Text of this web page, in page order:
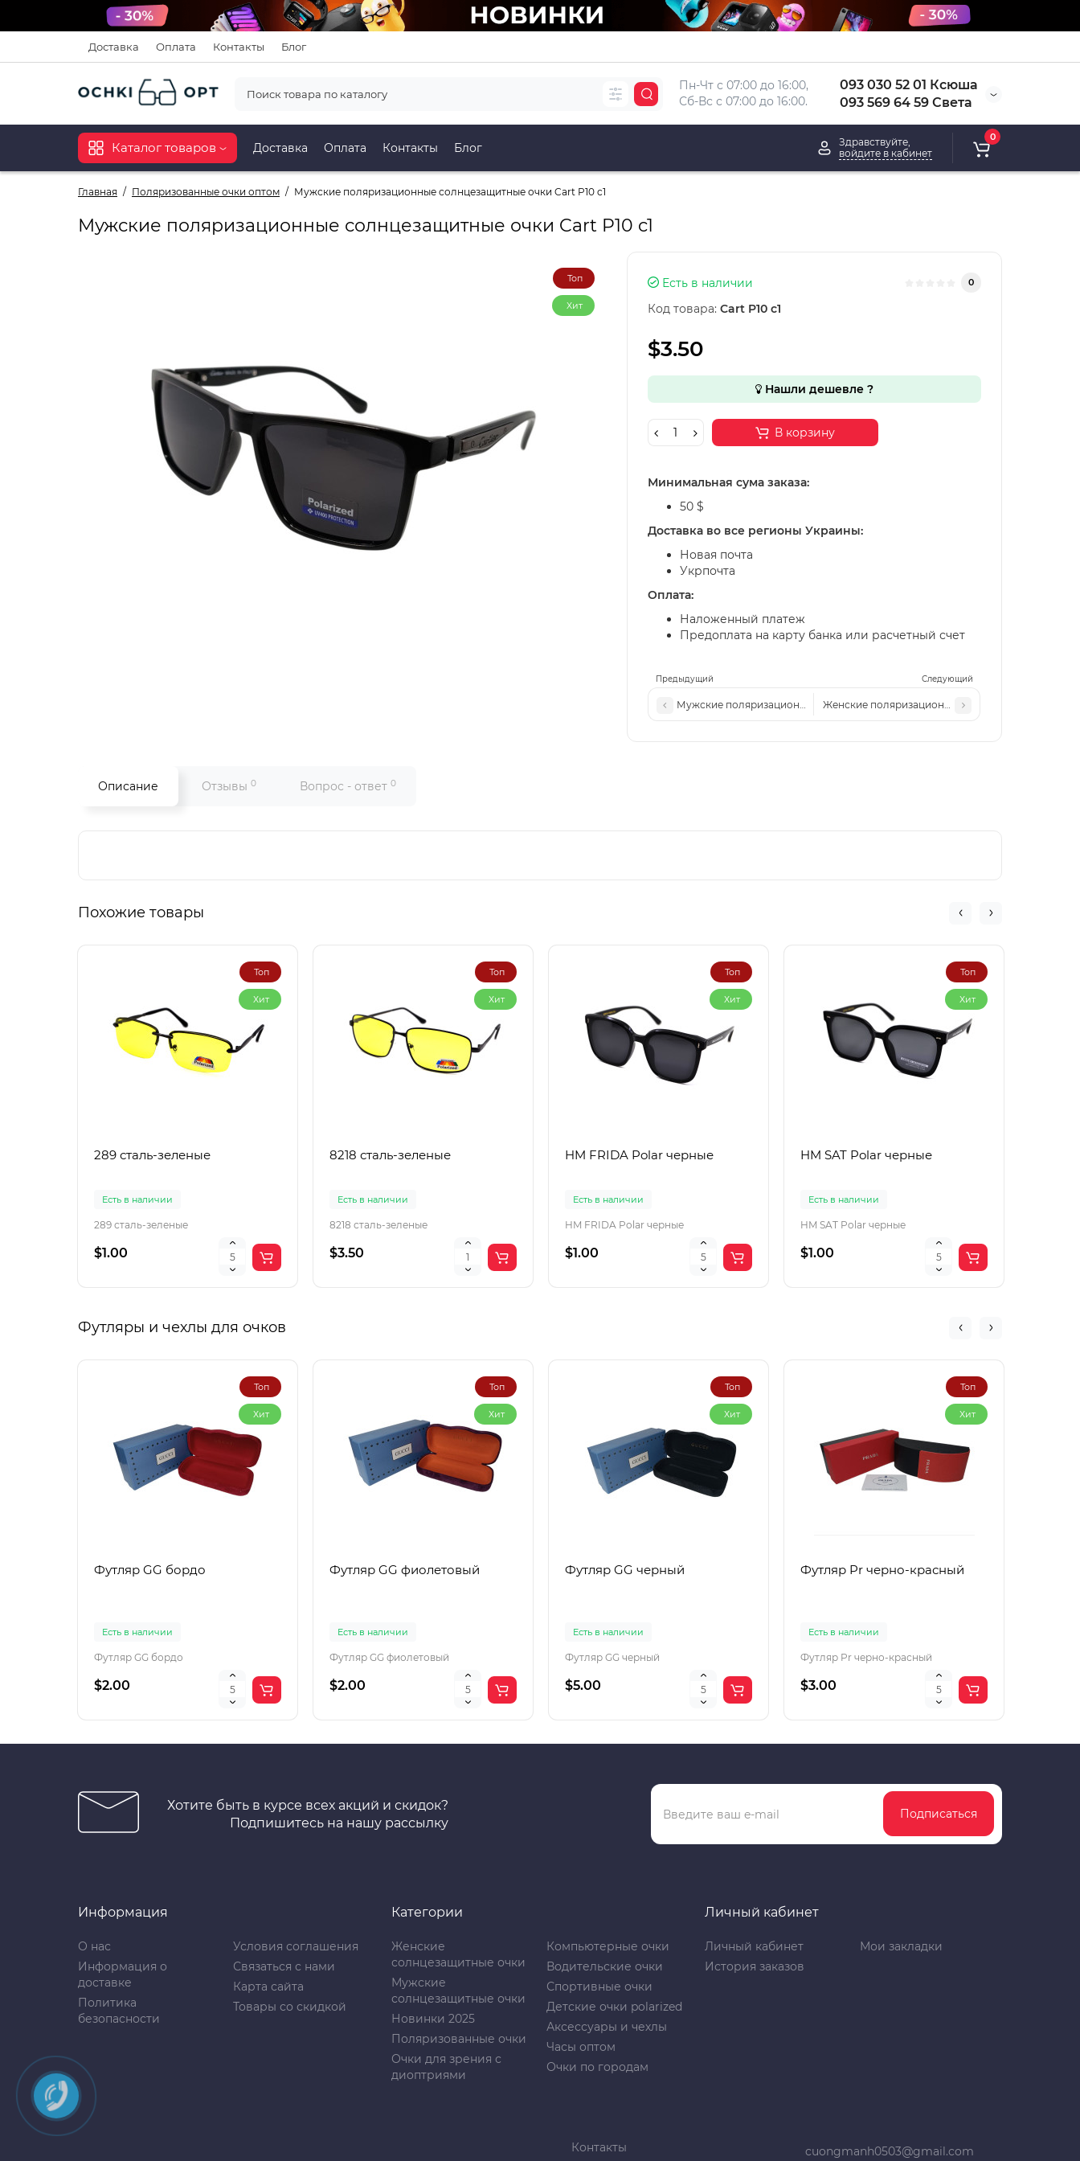
Доставка Оплата Контакты Блог
Пн-Чт с 07:00 до 16:00,
Сб-Вс с 07:00 до 16:00.
093 030 52 01 Ксюша
093 569 64 59 Света
Каталог товаров Доставка Оплата Контакты Блог
Здравствуйте,
войдите в кабинет
0
Главная Поляризованные очки оптом Мужские поляризационные солнцезащитные очки Cart P10 c1
Мужские поляризационные солнцезащитные очки Cart P10 c1
Топ
Хит
Предыдущий Следующий
Мужские поляризационные солнцезащитные очки Cart P10 c2
Женские поляризационные солнцезащитные
Есть в наличии 0
Код товара: Cart P10 c1
$3.50
Нашли дешевле ?
В корзину
Минимальная сума заказа:
50 $
Доставка во все регионы Украины:
Новая почта
Укрпочта
Оплата:
Наложенный платеж
Предоплата на карту банка или расчетный счет
Описание Отзывы 0 Вопрос - ответ 0
Похожие товары
Топ
Хит
289 сталь-зеленые
Есть в наличии
289 сталь-зеленые
$1.00
Топ
Хит
8218 сталь-зеленые
Есть в наличии
8218 сталь-зеленые
$3.50
Топ
Хит
HM FRIDA Polar черные
Есть в наличии
HM FRIDA Polar черные
$1.00
Топ
Хит
HM SAT Polar черные
Есть в наличии
HM SAT Polar черные
$1.00
Футляры и чехлы для очков
Топ
Хит
Футляр GG бордо
Есть в наличии
Футляр GG бордо
$2.00
Топ
Хит
Футляр GG фиолетовый
Есть в наличии
Футляр GG фиолетовый
$2.00
Топ
Хит
Футляр GG черный
Есть в наличии
Футляр GG черный
$5.00
Топ
Хит
Футляр Pr черно-красный
Есть в наличии
Футляр Pr черно-красный
$3.00
Хотите быть в курсе всех акций и скидок?
Подпишитесь на нашу рассылку
Подписаться
Информация
О нас
Информация о
доставке
Политика
безопасности
Условия соглашения
Связаться с нами
Карта сайта
Товары со скидкой
Категории
Женские
солнцезащитные очки
Мужские
солнцезащитные очки
Новинки 2025
Поляризованные очки
Очки для зрения с
диоптриями
Компьютерные очки
Водительские очки
Спортивные очки
Детские очки polarized
Аксессуары и чехлы
Часы оптом
Очки по городам
Личный кабинет
Личный кабинет
История заказов
Мои закладки
Контакты cuongmanh0503@gmail.com